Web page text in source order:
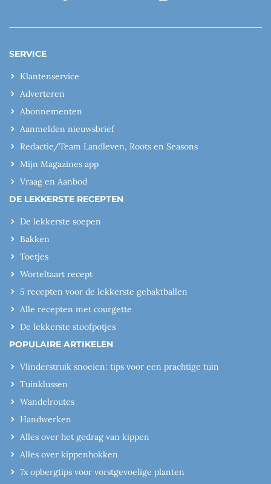
SERVICE
Klantenservice
Adverteren
Abonnementen
Aanmelden nieuwsbrief
Redactie/Team Landleven, Roots en Seasons
Mijn Magazines app
Vraag en Aanbod
DE LEKKERSTE RECEPTEN
De lekkerste soepen
Bakken
Toetjes
Worteltaart recept
5 recepten voor de lekkerste gehaktballen
Alle recepten met courgette
De lekkerste stoofpotjes
POPULAIRE ARTIKELEN
Vlinderstruik snoeien: tips voor een prachtige tuin
Tuinklussen
Wandelroutes
Handwerken
Alles over het gedrag van kippen
Alles over kippenhokken
7x opbergtips voor vorstgevoelige planten